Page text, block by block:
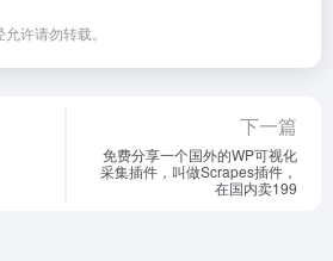
许请勿转载。
下一篇
免费分享一个国外的WP可视化
采集插件，叫做Scrapes插件，
在国内卖199